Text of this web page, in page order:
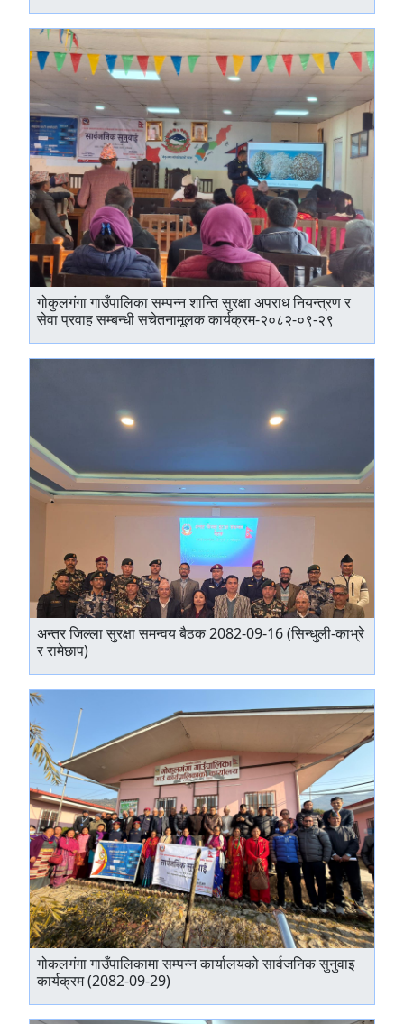
गोकुलगंगा गाउँपालिका सम्पन्‍न शान्ति सुरक्षा अपराध नियन्त्रण र
सेवा प्रवाह सम्बन्धी सचेतनामूलक कार्यक्रम-२०८२-०९-२९
अन्तर जिल्ला सुरक्षा समन्वय बैठक 2082-09-16 (सिन्धुली-काभ्रे
र रामेछाप)
गोकलगंगा गाउँपालिकामा सम्पन्न कार्यालयको सार्वजनिक सुनुवाइ
कार्यक्रम (2082-09-29)